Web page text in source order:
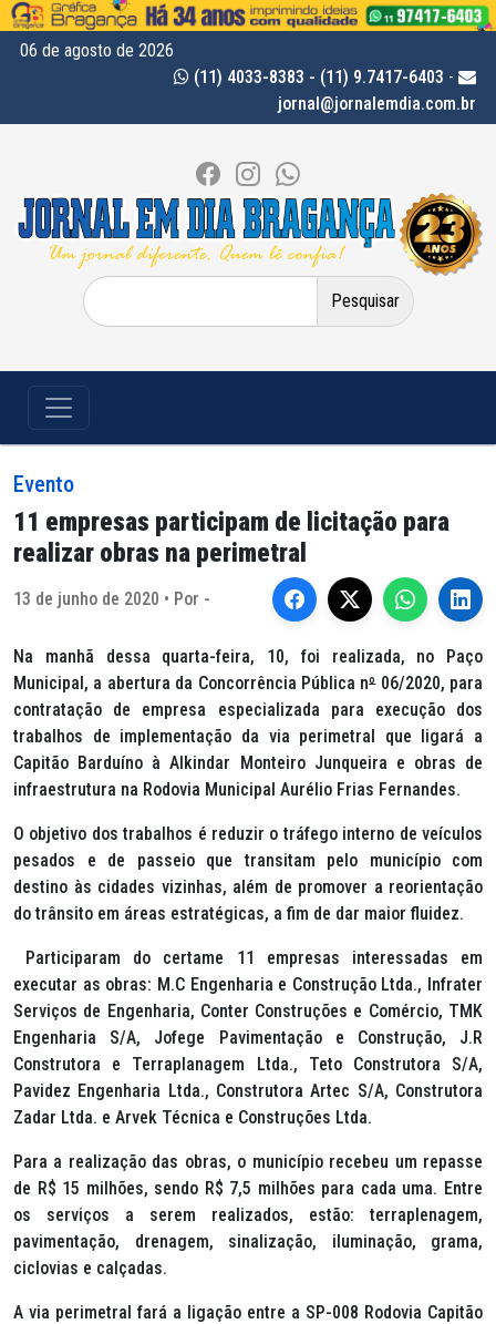
06 de agosto de 2026
(11) 4033-8383 - (11) 9.7417-6403 -
jornal@jornalemdia.com.br
Pesquisar
por:
Evento
11 empresas participam de licitação para
realizar obras na perimetral
13 de junho de 2020 • Por -
Na manhã dessa quarta-feira, 10, foi realizada, no Paço
Municipal, a abertura da Concorrência Pública nº06/2020, para
contratação de empresa especializada para execução dos
trabalhos de implementação da via perimetral que ligará a
Capitão Barduíno à Alkindar Monteiro Junqueira e obras de
infraestrutura na Rodovia Municipal Aurélio Frias Fernandes.
O objetivo dos trabalhos é reduzir o tráfego interno de veículos
pesados e de passeio que transitam pelo município com
destino às cidades vizinhas, além de promover a reorientação
do trânsito em áreas estratégicas, a fim de dar maior fluidez.
Participaram do certame 11 empresas interessadas em
executar as obras: M.C Engenharia e Construção Ltda., Infrater
Serviços de Engenharia, Conter Construções e Comércio, TMK
Engenharia S/A, Jofege Pavimentação e Construção, J.R
Construtora e Terraplanagem Ltda., Teto Construtora S/A,
Pavidez Engenharia Ltda., Construtora Artec S/A, Construtora
Zadar Ltda. e Arvek Técnica e Construções Ltda.
Para a realização das obras, o município recebeu um repasse
de R$ 15 milhões, sendo R$ 7,5 milhões para cada uma. Entre
os serviços a serem realizados, estão: terraplenagem,
pavimentação, drenagem, sinalização, iluminação, grama,
ciclovias e calçadas.
A via perimetral fará a ligação entre a SP-008 Rodovia Capitão